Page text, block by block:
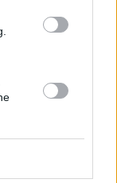
στο
ειδήσεις